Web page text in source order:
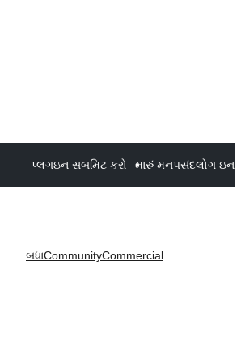
પ્લગઇન સબમિટ કરો મારું મનપસંદલોગ ઇન
બધાCommunityCommercial